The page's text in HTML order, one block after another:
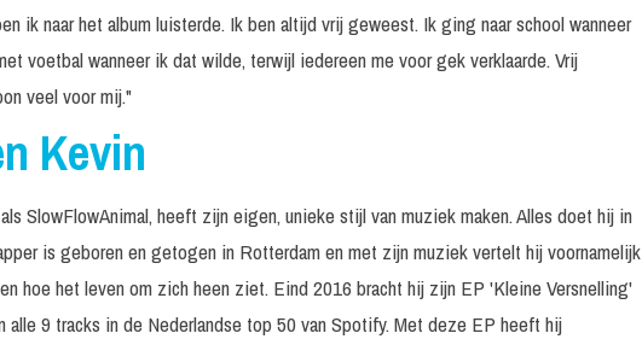
ik naar het album luisterde. Ik ben altijd vrij geweest. Ik ging naar school wanneer
voetbal wanneer ik dat wilde, terwijl iedereen me voor gek verklaarde. Vrij
veel voor mij."
Kevin
SlowFlowAnimal, heeft zijn eigen, unieke stijl van muziek maken. Alles doet hij in
is geboren en getogen in Rotterdam en met zijn muziek vertelt hij voornamelijk
hoe het leven om zich heen ziet. Eind 2016 bracht hij zijn EP 'Kleine Versnelling'
alle 9 tracks in de Nederlandse top 50 van Spotify. Met deze EP heeft hij